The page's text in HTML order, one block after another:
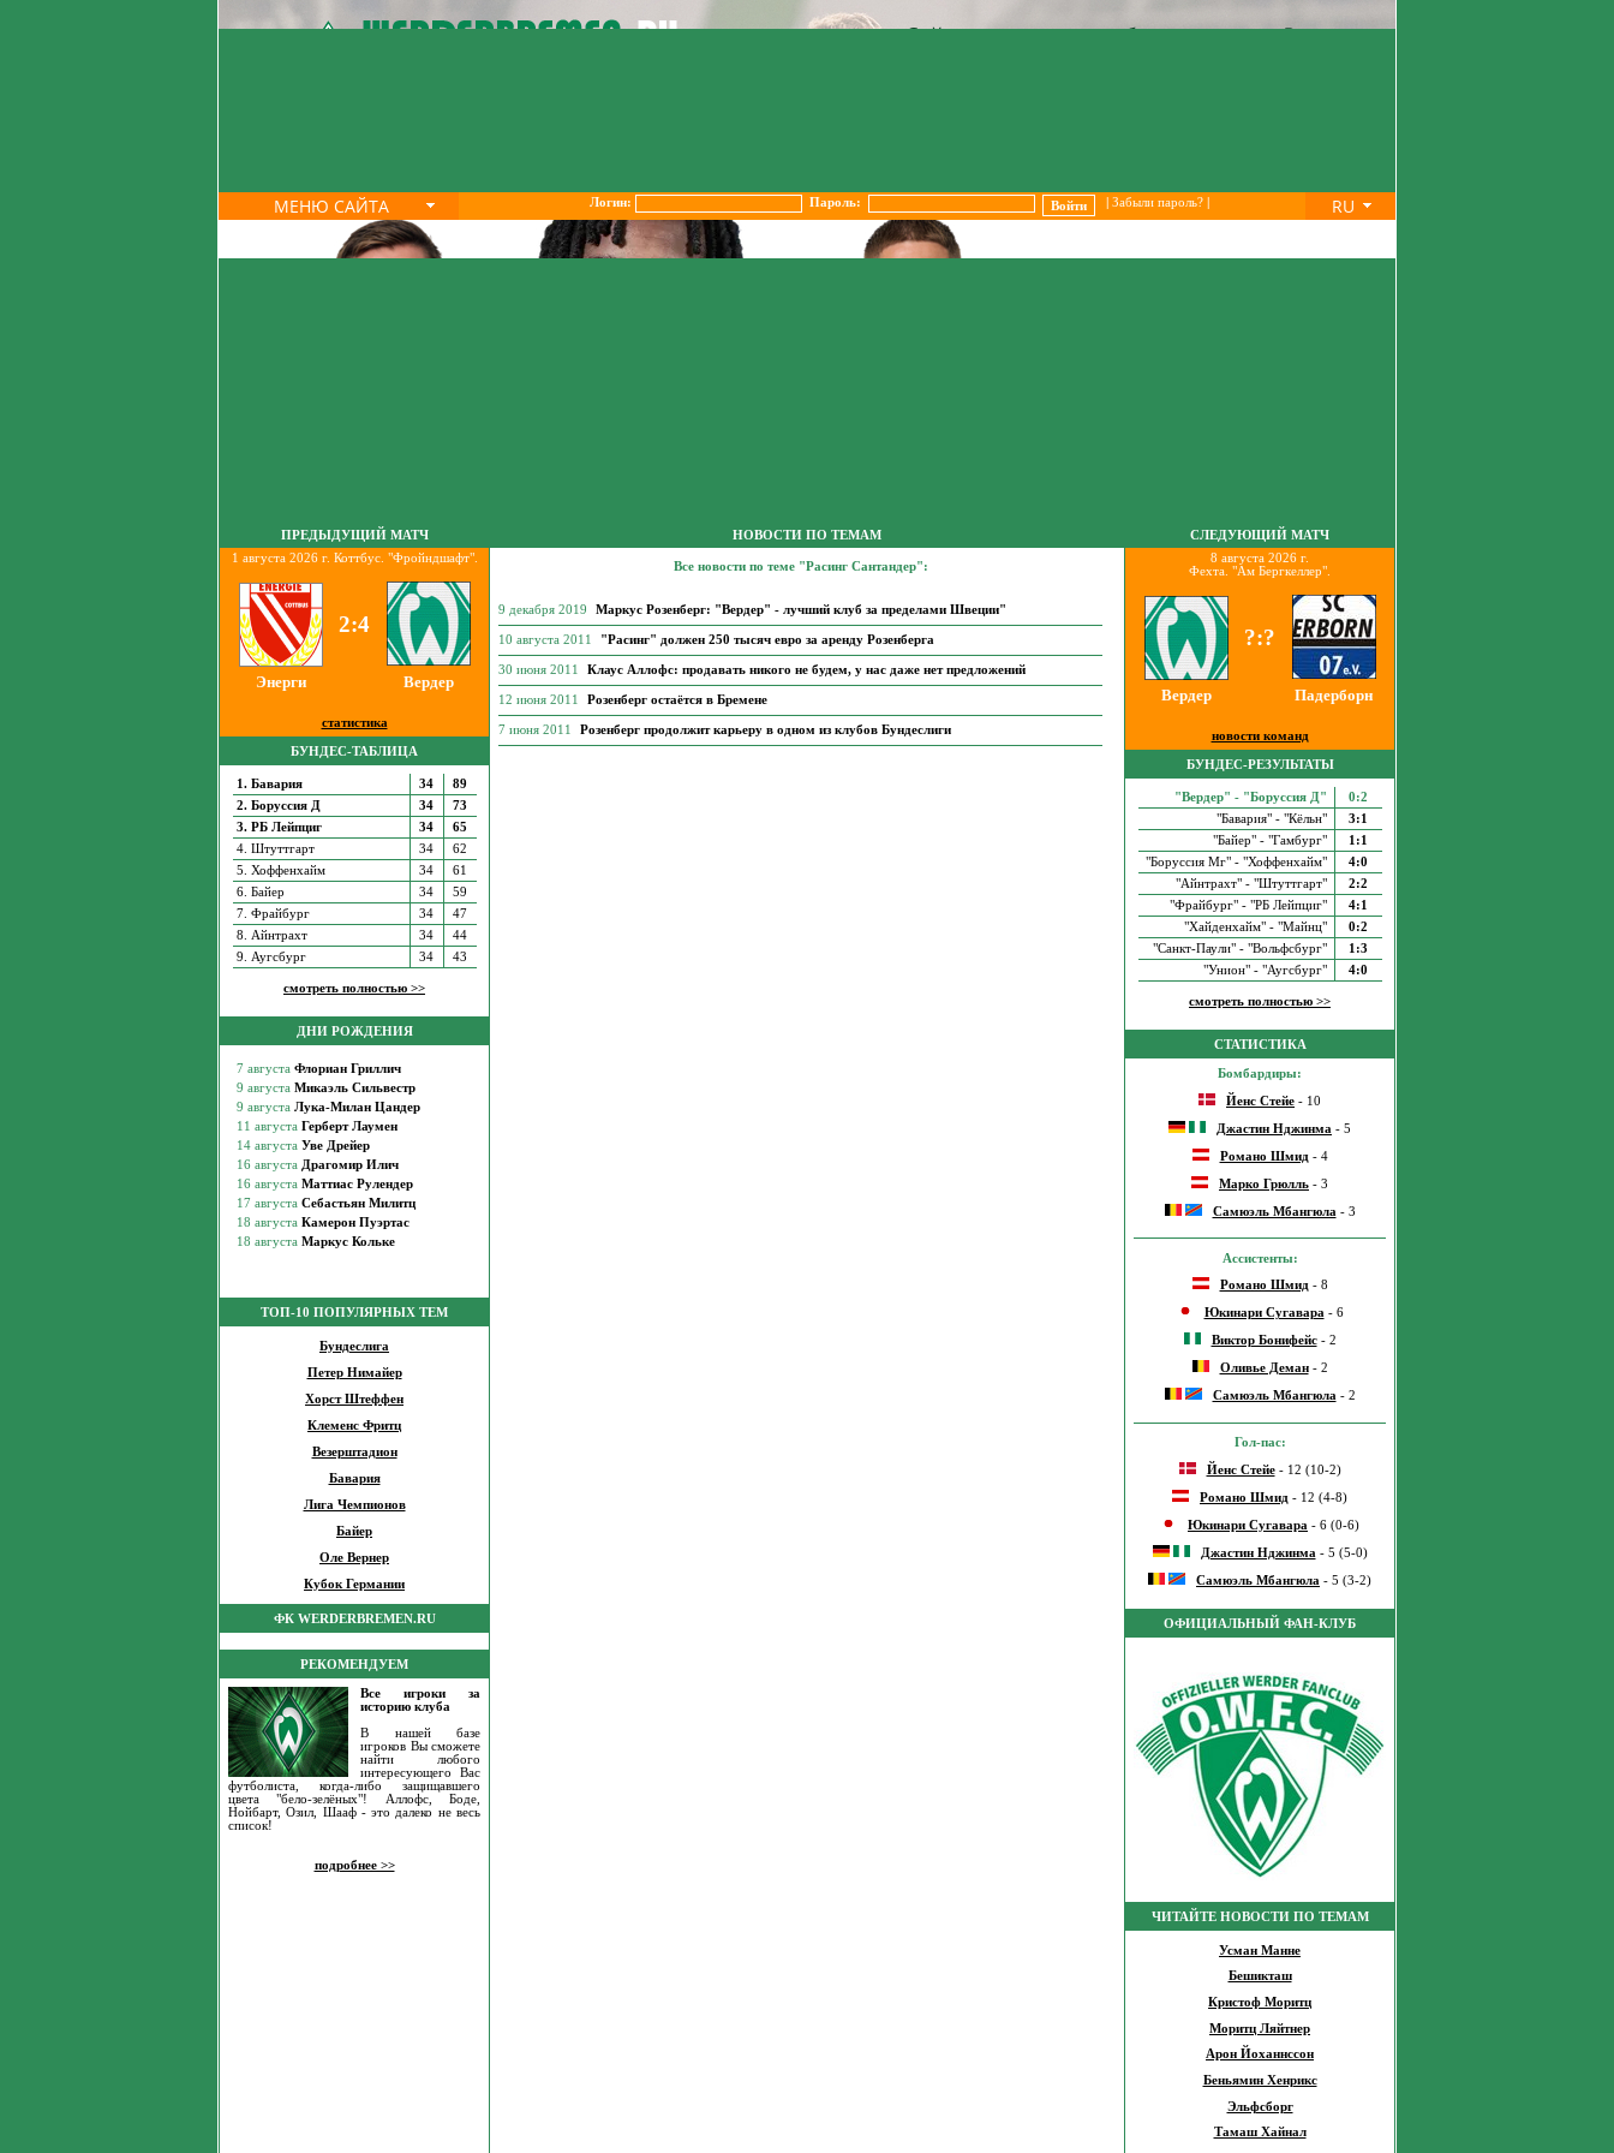
МЕНЮ САЙТА Логин: Пароль: Забыли пароль?| RU
ПРЕДЫДУЩИЙ МАТЧ
1 августа 2026 г. Коттбус. "Фройндшафт".
2:4
Энерги Вердер
статистика
БУНДЕС-ТАБЛИЦА
1. Бавария 34
89
2. Боруссия Д
34
73
3. РБ Лейпциг
34
65
4. Штуттгарт
34
62
5. Хоффенхайм
34
61
6. Байер
34
59
7. Фрайбург
34
47
8. Айнтрахт
34
44
9. Аугсбург
34 43
смотреть полностью >>
ДНИ РОЖДЕНИЯ
ТОП-10 ПОПУЛЯРНЫХ ТЕМ
Бундеслига
Петер Нимайер
Хорст Штеффен
Клеменс Фритц
Везерштадион
Бавария
Лига Чемпионов
Байер
Оле Вернер
Кубок Германии
ФК WERDERBREMEN.RU
РЕКОМЕНДУЕМ
Все игроки за
историю клуба
В нашей базе
игроков Вы сможете
найти любого
интересующего Вас
футболиста, когда-либо защищавшего
цвета "бело-зелёных"! Аллофс, Боде,
Нойбарт, Озил, Шааф - это далеко не весь
список!
подробнее >>
НОВОСТИ ПО ТЕМАМ
Все новости по теме "Расинг Сантандер":
9 декабря 2019 Маркус Розенберг: "Вердер" - лучший клуб за пределами Швеции"
10 августа 2011 "Расинг" должен 250 тысяч евро за аренду Розенберга
30 июня 2011 Клаус Аллофс: продавать никого не будем, у нас даже нет предложений
12 июня 2011 Розенберг остаётся в Бремене
7 июня 2011 Розенберг продолжит карьеру в одном из клубов Бундеслиги
СЛЕДУЮЩИЙ МАТЧ
8 августа 2026 г.
Фехта. "Ам Бергкеллер".
?:?
Вердер Падерборн
новости команд
БУНДЕС-РЕЗУЛЬТАТЫ
"Вердер" - "Боруссия Д"
0:2
"Бавария" - "Кёльн"
3:1
"Байер" - "Гамбург"
1:1
"Боруссия Мг" - "Хоффенхайм"
4:0
"Айнтрахт" - "Штуттгарт"
2:2
"Фрайбург" - "РБ Лейпциг"
4:1
"Хайденхайм" - "Майнц"
0:2
"Санкт-Паули" - "Вольфсбург"
1:3
"Унион" - "Аугсбург"
4:0
смотреть полностью >>
СТАТИСТИКА
Бомбардиры:
Йенс Стейе - 10
Джастин Нджинма - 5
Романо Шмид- 4
Марко Грюлль - 3
Самюэль Мбангюла - 3
Ассистенты:
Романо Шмид- 8
Юкинари Сугавара- 6
Виктор Бонифейс- 2
Оливье Деман- 2
Самюэль Мбангюла- 2
Гол-пас:
Йенс Стейе- 12 (10-2)
Романо Шмид - 12 (4-8)
Юкинари Сугавара - 6 (0-6)
Джастин Нджинма - 5 (5-0)
Самюэль Мбангюла - 5 (3-2)
ОФИЦИАЛЬНЫЙ ФАН-КЛУБ
ЧИТАЙТЕ НОВОСТИ ПО ТЕМАМ
Усман Манне
Бешикташ
Кристоф Моритц
Моритц Ляйтнер
Арон Йоханнссон
Беньямин Хенрикс
Эльфсборг
Тамаш Хайнал